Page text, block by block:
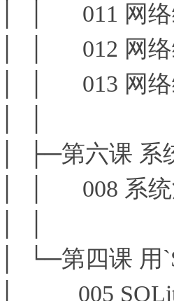
│ │ 011 网络
│ │ 012 网络
│ │ 013 网络
│ ├─第六课 系
│ │ 008 系统
│ └─第四课 用
│ 005